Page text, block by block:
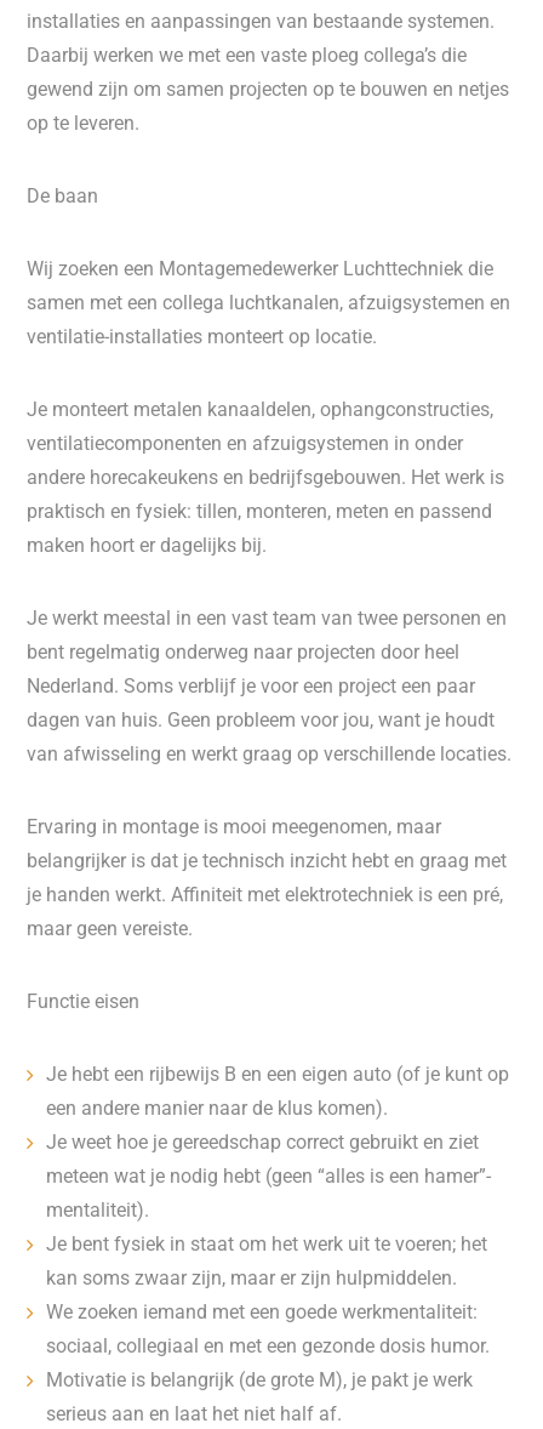
installaties en aanpassingen van bestaande systemen.
Daarbij werken we met een vaste ploeg collega’s die
gewend zijn om samen projecten op te bouwen en netjes
op te leveren.
De baan
Wij zoeken een Montagemedewerker Luchttechniek die
samen met een collega luchtkanalen, afzuigsystemen en
ventilatie-installaties monteert op locatie.
Je monteert metalen kanaaldelen, ophangconstructies,
ventilatiecomponenten en afzuigsystemen in onder
andere horecakeukens en bedrijfsgebouwen. Het werk is
praktisch en fysiek: tillen, monteren, meten en passend
maken hoort er dagelijks bij.
Je werkt meestal in een vast team van twee personen en
bent regelmatig onderweg naar projecten door heel
Nederland. Soms verblijf je voor een project een paar
dagen van huis. Geen probleem voor jou, want je houdt
van afwisseling en werkt graag op verschillende locaties.
Ervaring in montage is mooi meegenomen, maar
belangrijker is dat je technisch inzicht hebt en graag met
je handen werkt. Affiniteit met elektrotechniek is een pré,
maar geen vereiste.
Functie eisen
Je hebt een rijbewijs B en een eigen auto (of je kunt op
een andere manier naar de klus komen).
Je weet hoe je gereedschap correct gebruikt en ziet
meteen wat je nodig hebt (geen “alles is een hamer”-
mentaliteit).
Je bent fysiek in staat om het werk uit te voeren; het
kan soms zwaar zijn, maar er zijn hulpmiddelen.
We zoeken iemand met een goede werkmentaliteit:
sociaal, collegiaal en met een gezonde dosis humor.
Motivatie is belangrijk (de grote M), je pakt je werk
serieus aan en laat het niet half af.